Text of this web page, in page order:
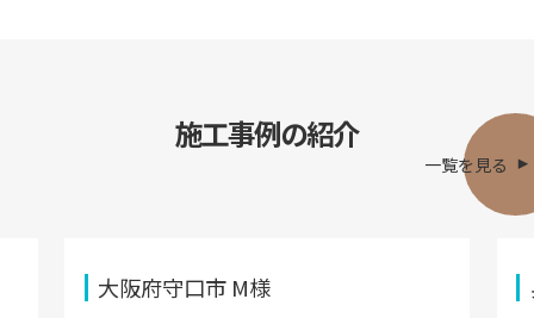
施工事例の紹介
一覧を見る
大阪府守口市 M様